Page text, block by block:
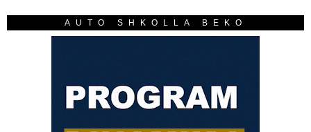
AUTO SHKOLLA BEKO